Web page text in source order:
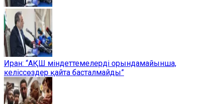
Иран: “АҚШ міндеттемелерді орындамайынша,
келіссөздер қайта басталмайды”